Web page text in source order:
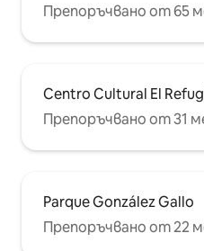
Препоръчвано от 65
Centro Cultural El
Препоръчвано от 31
Parque González Gallo
Препоръчвано от 22